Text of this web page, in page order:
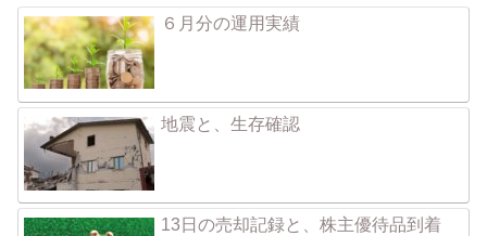
６月分の運用実績
地震と、生存確認
13日の売却記録と、株主優待品到着